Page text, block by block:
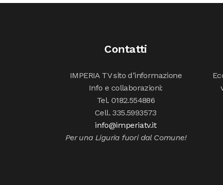
Contatti
IMPERIA TV sito d’informazione
Info e collaborazioni:
Tel. 0182.554886
Cell. 335.5993573
info@imperiatv.it
Per una Liguria fuori dal Comune!